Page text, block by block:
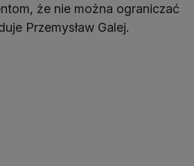
że nie można ograniczać
Przemysław Galej.